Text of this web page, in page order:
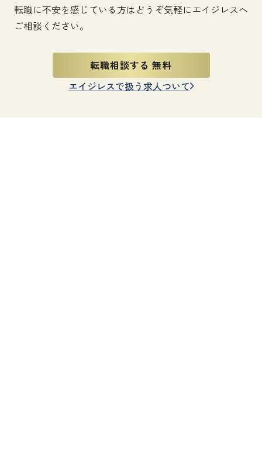
転職に不安を感じている方はどうぞ気軽にエイジレスへ
ご相談ください。
転職相談する 無料
エイジレスで扱う求人ついて